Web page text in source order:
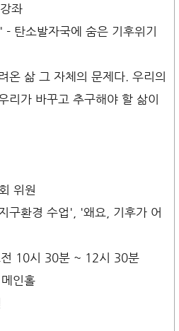
좌
탄소발자국에 숨은 기후위기
온 삶 그 자체의 문제다. 우리의
리가 바꾸고 추구해야 할 삶이
위원
구환경 수업', '왜요, 기후가 어
10시 30분 ~ 12시 30분
인홀